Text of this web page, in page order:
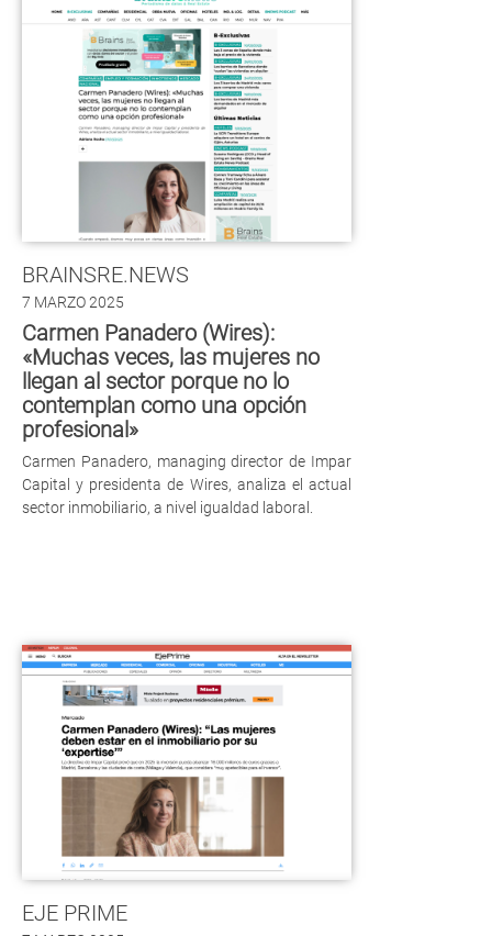
BRAINSRE.NEWS
7 MARZO 2025
Carmen Panadero (Wires):
«Muchas veces, las mujeres no
llegan al sector porque no lo
contemplan como una opción
profesional»
Carmen Panadero, managing director de Impar
Capital y presidenta de Wires, analiza el actual
sector inmobiliario, a nivel igualdad laboral.
EJE PRIME